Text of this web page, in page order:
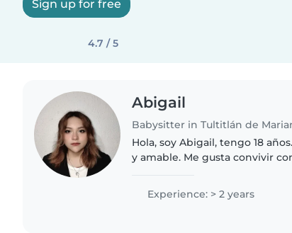
Sign up for free
4.7 / 5
Abigail
Babysitter in Tultitlán de
Hola, soy Abigail, tengo 18
y amable. Me gusta convivir
y muchas..
Experience: > 2 years